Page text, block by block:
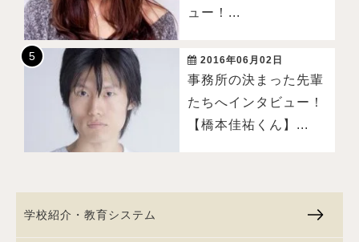
ュー！...
2016年06月02日
事務所の決まった先輩
たちへインタビュー！
【橋本佳祐くん】...
学校紹介・教育システム